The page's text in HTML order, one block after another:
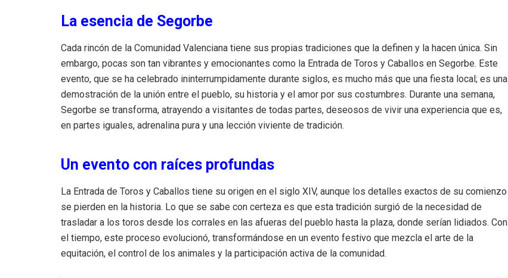
La esencia de Segorbe
Cada rincón de la Comunidad Valenciana tiene sus propias tradiciones que la definen y la hacen única. Sin
embargo, pocas son tan vibrantes y emocionantes como la Entrada de Toros y Caballos en Segorbe. Este
evento, que se ha celebrado ininterrumpidamente durante siglos, es mucho más que una fiesta local; es una
demostración de la unión entre el pueblo, su historia y el amor por sus costumbres. Durante una semana,
Segorbe se transforma, atrayendo a visitantes de todas partes, deseosos de vivir una experiencia que es,
en partes iguales, adrenalina pura y una lección viviente de tradición.
Un evento con raíces profundas
La Entrada de Toros y Caballos tiene su origen en el siglo XIV, aunque los detalles exactos de su comienzo
se pierden en la historia. Lo que se sabe con certeza es que esta tradición surgió de la necesidad de
trasladar a los toros desde los corrales en las afueras del pueblo hasta la plaza, donde serían lidiados. Con
el tiempo, este proceso evolucionó, transformándose en un evento festivo que mezcla el arte de la
equitación, el control de los animales y la participación activa de la comunidad.